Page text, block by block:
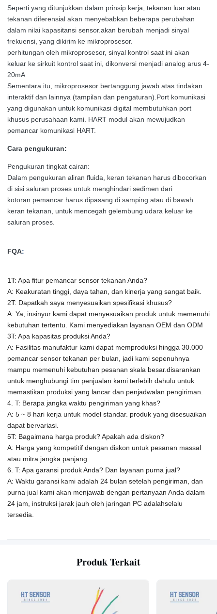
Seperti yang ditunjukkan dalam prinsip kerja, tekanan luar atau
tekanan diferensial akan menyebabkan beberapa perubahan
dalam nilai kapasitansi sensor.akan berubah menjadi sinyal
frekuensi, yang dikirim ke mikroprosesor.
perhitungan oleh mikroprosesor, sinyal kontrol saat ini akan
keluar ke sirkuit kontrol saat ini, dikonversi menjadi analog arus 4-
20mA
Sementara itu, mikroprosesor bertanggung jawab atas tindakan
interaktif dan lainnya (tampilan dan pengaturan).Port komunikasi
yang digunakan untuk komunikasi digital membutuhkan port
khusus perusahaan kami. HART modul akan mewujudkan
pemancar komunikasi HART.
Cara pengukuran:
Pengukuran tingkat cairan:
Dalam pengukuran aliran fluida, keran tekanan harus dibocorkan
di sisi saluran proses untuk menghindari sedimen dari
kotoran.pemancar harus dipasang di samping atau di bawah
keran tekanan, untuk mencegah gelembung udara keluar ke
saluran proses.
FQA:
1T: Apa fitur pemancar sensor tekanan Anda?
A: Keakuratan tinggi, daya tahan, dan kinerja yang sangat baik.
2T: Dapatkah saya menyesuaikan spesifikasi khusus?
A: Ya, insinyur kami dapat menyesuaikan produk untuk memenuhi
kebutuhan tertentu.
Kami menyediakan layanan OEM dan ODM
3T: Apa kapasitas produksi Anda?
A: Fasilitas manufaktur kami dapat memproduksi hingga 30.000
pemancar sensor tekanan per bulan, jadi kami sepenuhnya
mampu memenuhi kebutuhan pesanan skala besar.disarankan
untuk menghubungi tim penjualan kami terlebih dahulu untuk
memastikan produksi yang lancar dan penjadwalan pengiriman.
4. T: Berapa jangka waktu pengiriman yang khas?
A: 5 ~ 8 hari kerja untuk model standar. produk yang disesuaikan
dapat bervariasi.
5T: Bagaimana harga produk? Apakah ada diskon?
A: Harga yang kompetitif dengan diskon untuk pesanan massal
atau mitra jangka panjang.
6. T: Apa garansi produk Anda? Dan layanan purna jual?
A: Waktu garansi kami adalah 24 bulan setelah pengiriman, dan
purna jual kami akan menjawab dengan pertanyaan Anda dalam
24 jam, instruksi jarak jauh oleh jaringan PC adalahselalu
tersedia.
Produk Terkait